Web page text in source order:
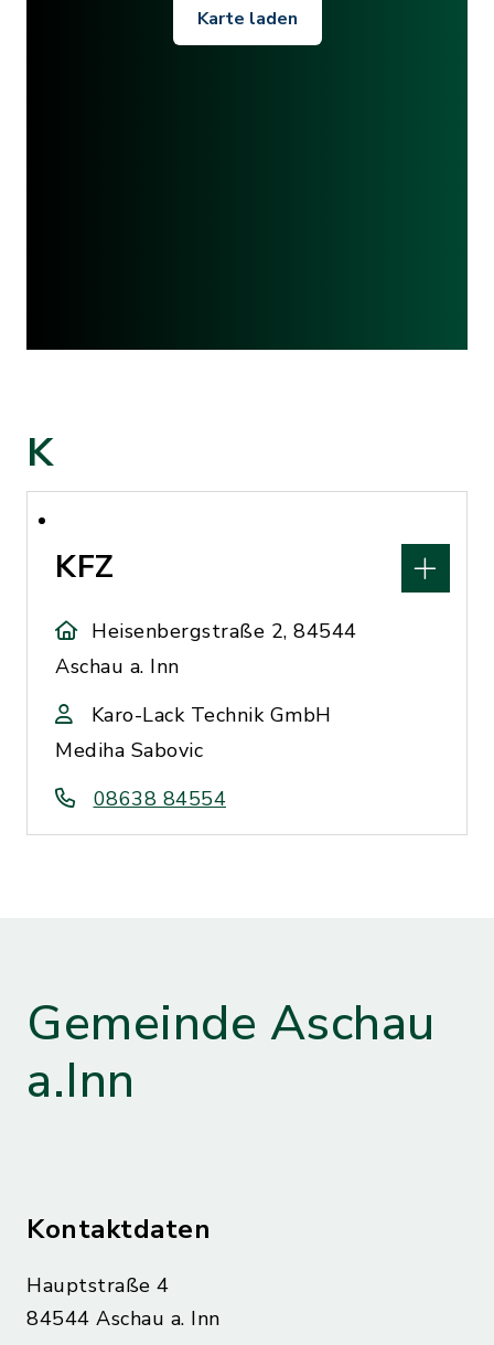
Karte laden
K
KFZ
Heisenbergstraße 2, 84544
Aschau a. Inn
Karo-Lack Technik GmbH
Mediha Sabovic
08638 84554
Gemeinde Aschau
a.Inn
Kontaktdaten
Hauptstraße 4
84544 Aschau a. Inn